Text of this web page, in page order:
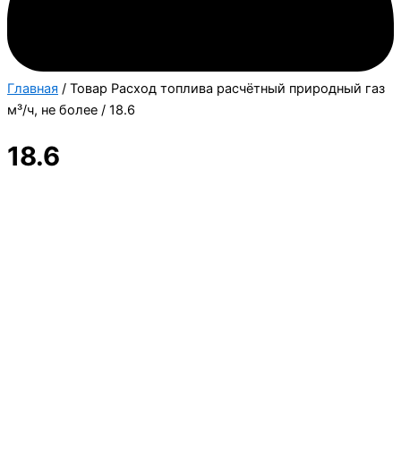
Главная / Товар Расход топлива расчётный природный газ
м³/ч, не более / 18.6
18.6